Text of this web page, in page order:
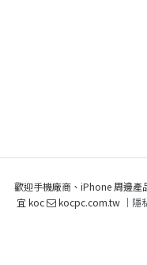
歡迎手機廠商、iPhone 周邊產
宜 koc
kocpc.com.tw ｜ 隱